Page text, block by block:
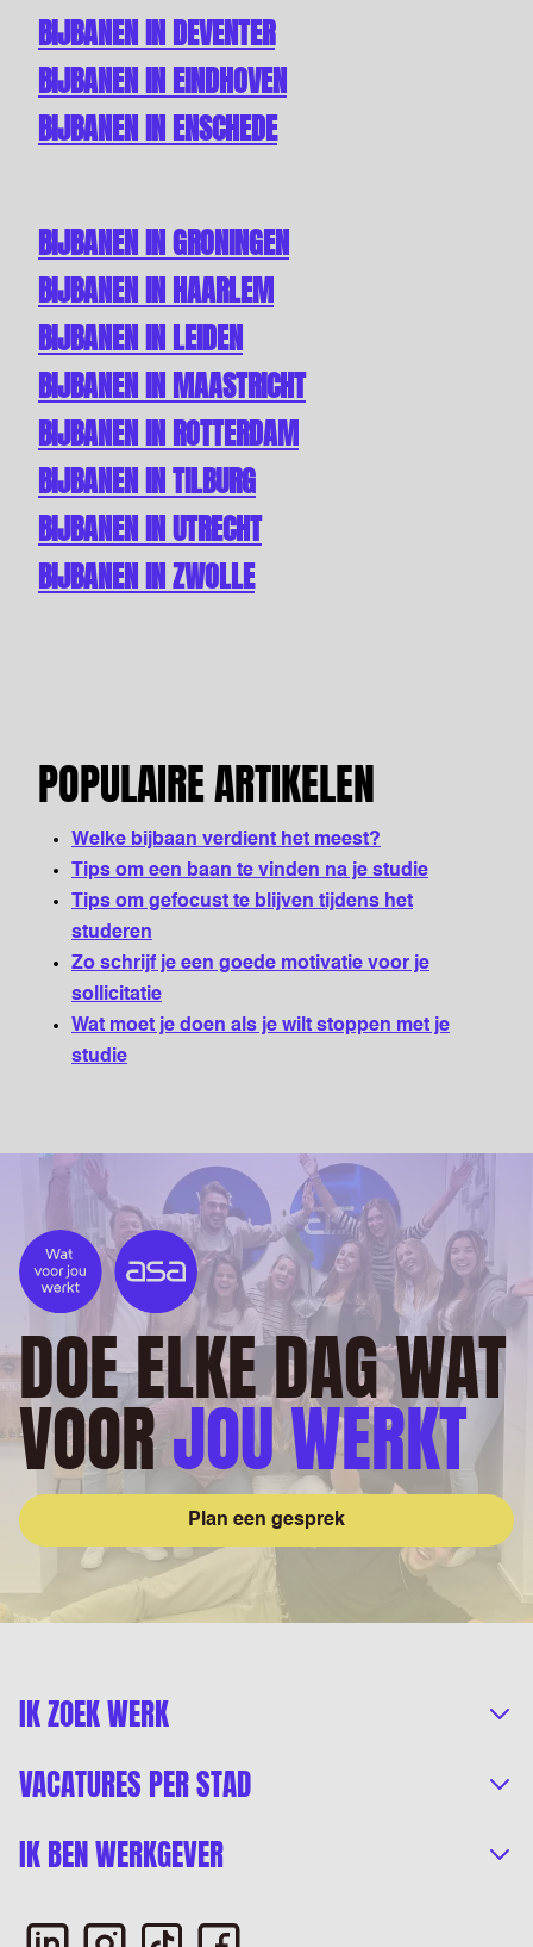
BIJBANEN IN DEVENTER
BIJBANEN IN EINDHOVEN
BIJBANEN IN ENSCHEDE
BIJBANEN IN GRONINGEN
BIJBANEN IN HAARLEM
BIJBANEN IN LEIDEN
BIJBANEN IN MAASTRICHT
BIJBANEN IN ROTTERDAM
BIJBANEN IN TILBURG
BIJBANEN IN UTRECHT
BIJBANEN IN ZWOLLE
POPULAIRE ARTIKELEN
Welke bijbaan verdient het meest?
Tips om een baan te vinden na je studie
Tips om gefocust te blijven tijdens het
studeren
Zo schrijf je een goede motivatie voor je
sollicitatie
Wat moet je doen als je wilt stoppen met je
studie
DOE ELKE DAG WAT
VOORJOU WERKT
Plan een gesprek
IK ZOEK WERK
VACATURES PER STAD
IK BEN WERKGEVER